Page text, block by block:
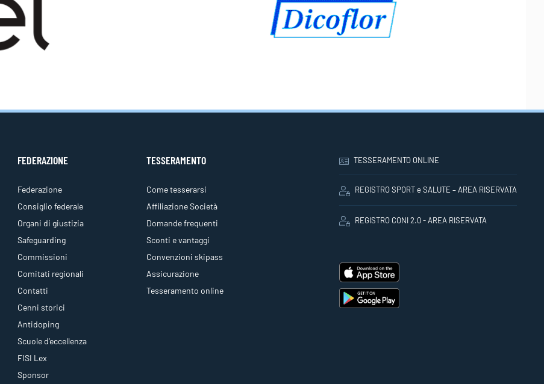
FEDERAZIONE
Federazione
Consiglio federale
Organi di giustizia
Safeguarding
Commissioni
Comitati regionali
Contatti
Cenni storici
Antidoping
Scuole d'eccellenza
FISI Lex
Sponsor
TESSERAMENTO
Come tesserarsi
Affiliazione Società
Domande frequenti
Sconti e vantaggi
Convenzioni skipass
Assicurazione
Tesseramento online
TESSERAMENTO ONLINE
REGISTRO SPORT e SALUTE – AREA RISERVATA
REGISTRO CONI 2.0 - AREA RISERVATA